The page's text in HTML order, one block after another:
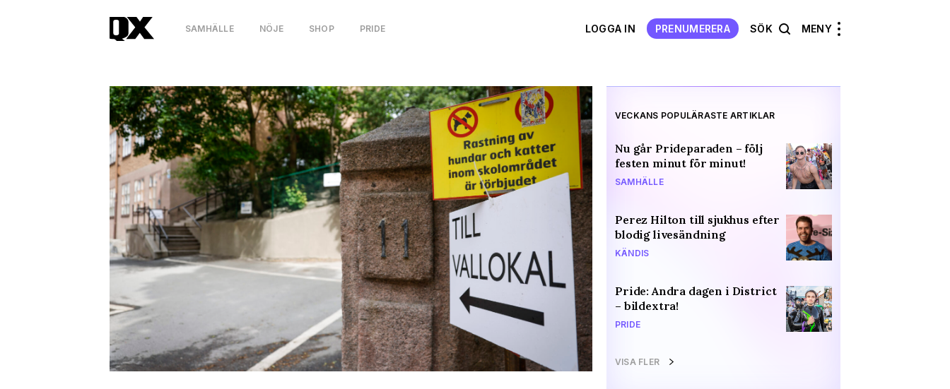
SAMHÄLLE NÖJE SHOP PRIDE LOGGA IN PRENUMERERA SÖK MENY
VECKANS POPULÄRASTE ARTIKLAR
Nu går Prideparaden – följ
festen minut för minut!
SAMHÄLLE
Perez Hilton till sjukhus efter
blodig livesändning
KÄNDIS
Pride: Andra dagen i District
– bildextra!
PRIDE
VISA FLER